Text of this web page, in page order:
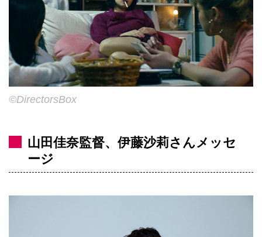
©DirectorsBox
山田佳奈監督、伊藤沙莉さんメッセ
ージ